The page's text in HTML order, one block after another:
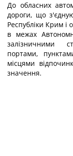
До обласних
дороги, що
Республіки Крим
в межах
залізничними
портами,
місцями
значення.